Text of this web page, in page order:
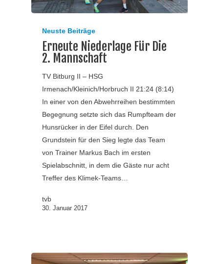
Neuste Beiträge
Erneute Niederlage Für Die
2. Mannschaft
TV Bitburg II – HSG
Irmenach/Kleinich/Horbruch II 21:24 (8:14)
In einer von den Abwehrreihen bestimmten
Begegnung setzte sich das Rumpfteam der
Hunsrücker in der Eifel durch. Den
Grundstein für den Sieg legte das Team
von Trainer Markus Bach im ersten
Spielabschnitt, in dem die Gäste nur acht
Treffer des Klimek-Teams…
tvb
30. Januar 2017